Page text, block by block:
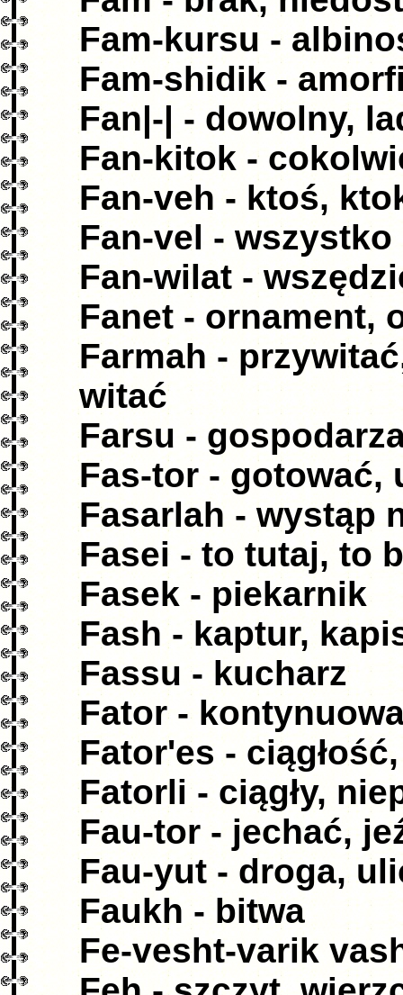
Fam-kursu -
Fam-shidik -
Fan|-| - dowolny,
Fan-kitok -
Fan-veh - ktoś,
Fan-vel - wszystko
Fan-wilat -
Fanet - ornament,
Farmah -
witać
Farsu -
Fas-tor - gotować,
Fasarlah - wystąp
Fasei - to tutaj, to
Fasek - piekarnik
Fash - kaptur,
Fassu - kucharz
Fator -
Fator'es -
Fatorli - ciągły,
Fau-tor - jechać,
Fau-yut - droga,
Faukh - bitwa
Fe-vesht-varik